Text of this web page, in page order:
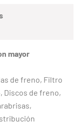
mayor
de freno, Filtro
Discos de freno,